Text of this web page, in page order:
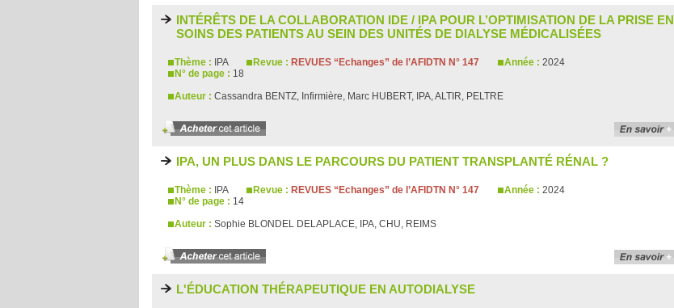
INTÉRÊTS DE LA COLLABORATION IDE / IPA POUR L’OPTIMISATION DE LA PRISE EN
SOINS DES PATIENTS AU SEIN DES UNITÉS DE DIALYSE MÉDICALISÉES
Thème : IPA Revue : REVUES “Echanges” de l’AFIDTN N° 147 Année : 2024
N° de page : 18
Auteur : Cassandra BENTZ, Infirmière, Marc HUBERT, IPA, ALTIR, PELTRE
IPA, UN PLUS DANS LE PARCOURS DU PATIENT TRANSPLANTÉ RÉNAL ?
Thème : IPA Revue : REVUES “Echanges” de l’AFIDTN N° 147 Année : 2024
N° de page : 14
Auteur : Sophie BLONDEL DELAPLACE, IPA, CHU, REIMS
L'ÉDUCATION THÉRAPEUTIQUE EN AUTODIALYSE